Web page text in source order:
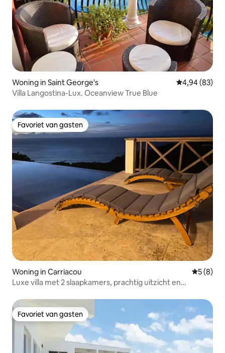
Woning in Saint George's Gemiddelde
4,94 (83)
Villa Langostina-Lux. Oceanview True Blue
Favoriet van gasten
Favoriet van gasten
Woning in Carriacou
5 (8)
Luxe villa met 2 slaapkamers, prachtig uitzicht en
Favoriet van gasten
Favoriet van gasten